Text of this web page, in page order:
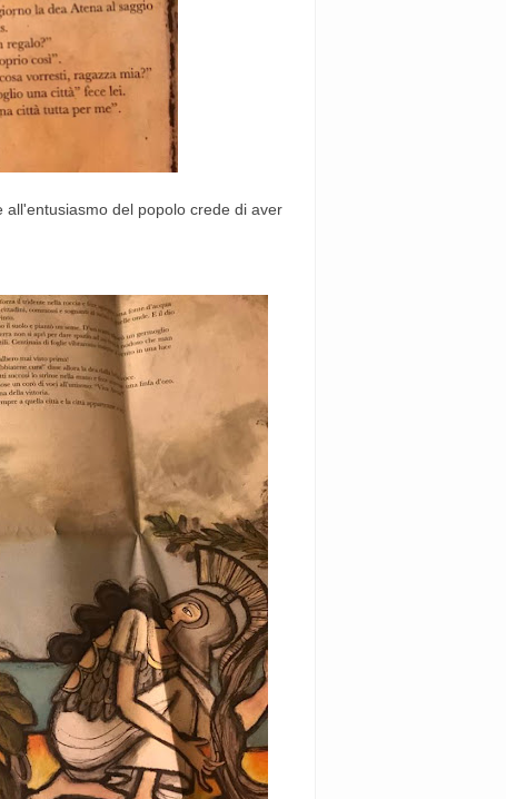
all'entusiasmo del popolo crede di aver